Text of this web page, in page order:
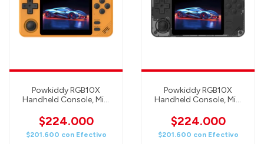
Powkiddy RGB10X
Handheld Console, Mini
3,5 inch PANTALLA IPS -
16GB+128GB + 20000
Games (YELLOW)
$224.000
$201.600 con Efectivo
Powkiddy RGB10X
Handheld Console, Mini
3,5 inch PANTALLA IPS -
16GB+128GB + 20000
Games
$224.000
$201.600 con Efectivo